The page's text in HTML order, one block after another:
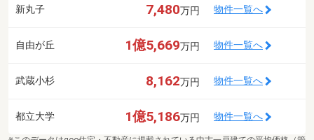
新丸子 7,480万円 物件一覧へ
自由が丘 1億5,669万円 物件一覧へ
武蔵小杉 8,162万円 物件一覧へ
都立大学 1億5,186万円 物件一覧へ